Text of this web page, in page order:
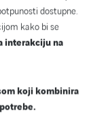
dostupne.
kako bi se
interakciju na
koji kombinira